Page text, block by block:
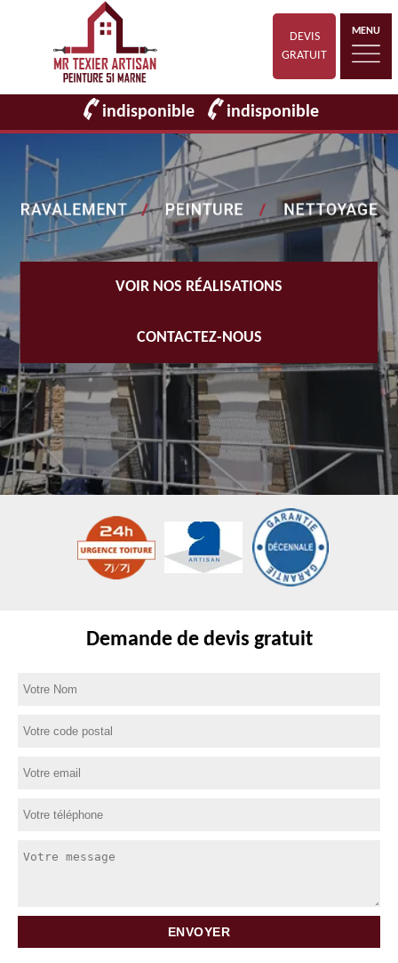
DEVIS
GRATUIT
MENU
indisponible indisponible
VOIR NOS RÉALISATIONS
CONTACTEZ-NOUS
Demande de devis gratuit